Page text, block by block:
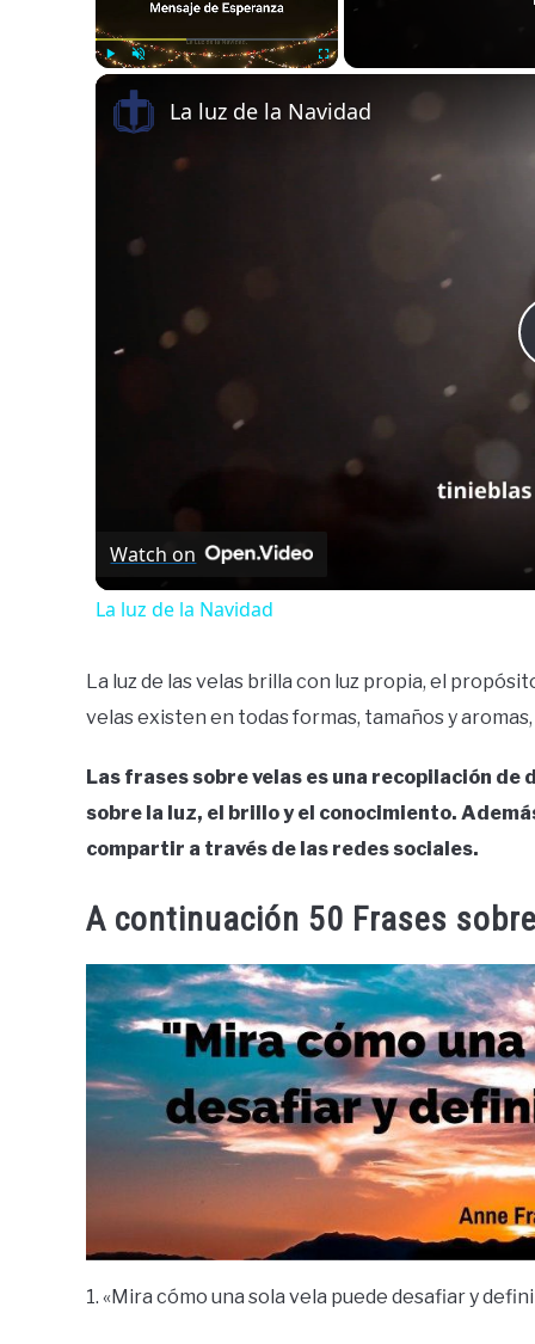
La luz de la Navidad
Watch on
La luz de la Navidad
La luz de las velas brilla con luz propia, el
velas existen en todas formas, tamaños y
Las frases sobre velas es una recopilación
sobre la luz, el brillo y el conocimiento.
compartir a través de las redes sociales.
A continuación 50 Frases
1. «Mira cómo una sola vela puede desafiar y